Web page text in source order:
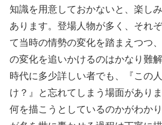
知識を用意しておかないと、楽し
あります。登場人物が多く、それ
て当時の情勢の変化を踏まえつつ
の変化を追いかけるのはかなり難
時代に多少詳しい者でも、『この
け？』と忘れてしまう場面があり
何を描こうとしているのかがわか